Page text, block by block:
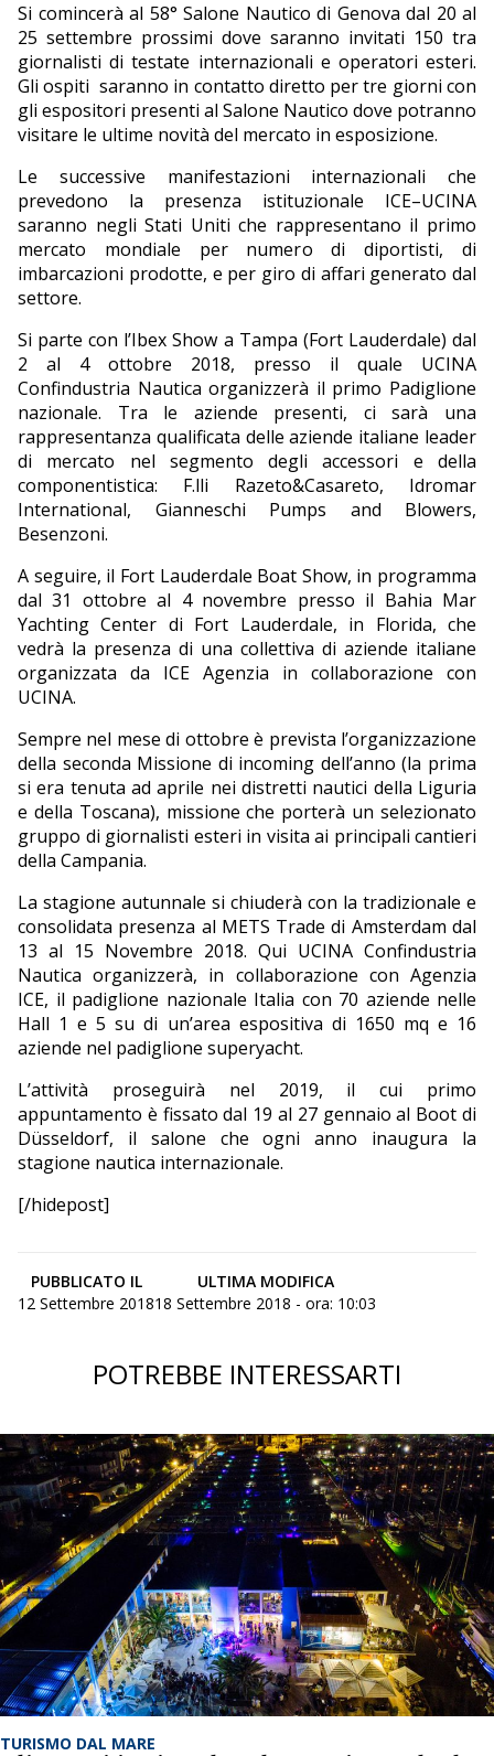
Si comincerà al 58° Salone Nautico di Genova dal 20 al
25 settembre prossimi dove saranno invitati 150 tra
giornalisti di testate internazionali e operatori esteri.
Gli ospiti saranno in contatto diretto per tre giorni con
gli espositori presenti al Salone Nautico dove potranno
visitare le ultime novità del mercato in esposizione.
Le successive manifestazioni internazionali che
prevedono la presenza istituzionale ICE–UCINA
saranno negli Stati Uniti che rappresentano il primo
mercato mondiale per numero di diportisti, di
imbarcazioni prodotte, e per giro di affari generato dal
settore.
Si parte con l’Ibex Show a Tampa (Fort Lauderdale) dal
2 al 4 ottobre 2018, presso il quale UCINA
Confindustria Nautica organizzerà il primo Padiglione
nazionale. Tra le aziende presenti, ci sarà una
rappresentanza qualificata delle aziende italiane leader
di mercato nel segmento degli accessori e della
componentistica: F.lli Razeto&Casareto, Idromar
International, Gianneschi Pumps and Blowers,
Besenzoni.
A seguire, il Fort Lauderdale Boat Show, in programma
dal 31 ottobre al 4 novembre presso il Bahia Mar
Yachting Center di Fort Lauderdale, in Florida, che
vedrà la presenza di una collettiva di aziende italiane
organizzata da ICE Agenzia in collaborazione con
UCINA.
Sempre nel mese di ottobre è prevista l’organizzazione
della seconda Missione di incoming dell’anno (la prima
si era tenuta ad aprile nei distretti nautici della Liguria
e della Toscana), missione che porterà un selezionato
gruppo di giornalisti esteri in visita ai principali cantieri
della Campania.
La stagione autunnale si chiuderà con la tradizionale e
consolidata presenza al METS Trade di Amsterdam dal
13 al 15 Novembre 2018. Qui UCINA Confindustria
Nautica organizzerà, in collaborazione con Agenzia
ICE, il padiglione nazionale Italia con 70 aziende nelle
Hall 1 e 5 su di un’area espositiva di 1650 mq e 16
aziende nel padiglione superyacht.
L’attività proseguirà nel 2019, il cui primo
appuntamento è fissato dal 19 al 27 gennaio al Boot di
Düsseldorf, il salone che ogni anno inaugura la
stagione nautica internazionale.
[/hidepost]
PUBBLICATO IL
12 Settembre 2018
ULTIMA MODIFICA
18 Settembre 2018 - ora: 10:03
POTREBBE INTERESSARTI
TURISMO DAL MARE